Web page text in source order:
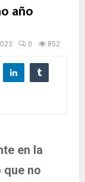
año
0 852
en la
que no